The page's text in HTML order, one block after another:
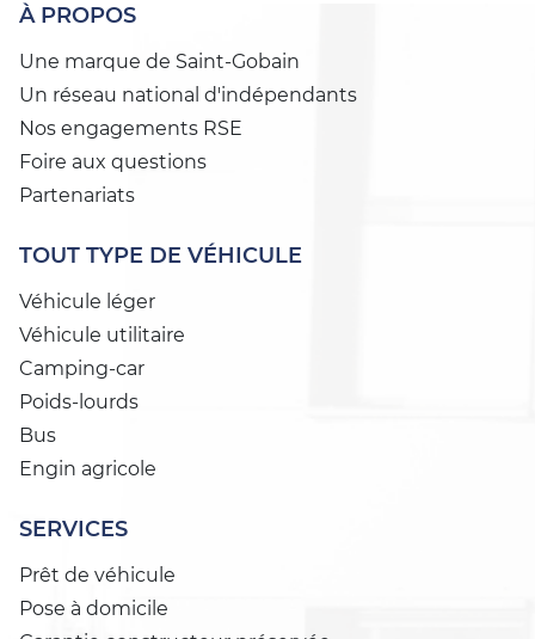
À PROPOS
Une marque de Saint-Gobain
Un réseau national d'indépendants
Nos engagements RSE
Foire aux questions
Partenariats
TOUT TYPE DE VÉHICULE
Véhicule léger
Véhicule utilitaire
Camping-car
Poids-lourds
Bus
Engin agricole
SERVICES
Prêt de véhicule
Pose à domicile